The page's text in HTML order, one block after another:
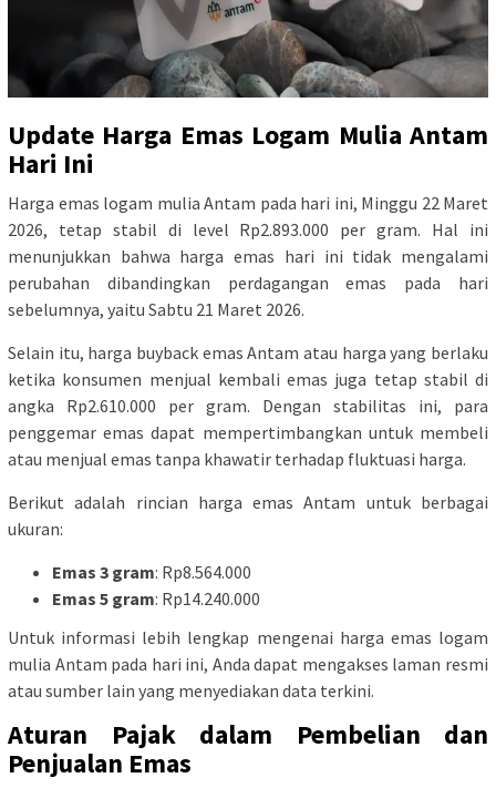
Update Harga Emas Logam Mulia Antam
Hari Ini
Harga emas logam mulia Antam pada hari ini, Minggu 22 Maret
2026, tetap stabil di level Rp2.893.000 per gram. Hal ini
menunjukkan bahwa harga emas hari ini tidak mengalami
perubahan dibandingkan perdagangan emas pada hari
sebelumnya, yaitu Sabtu 21 Maret 2026.
Selain itu, harga buyback emas Antam atau harga yang berlaku
ketika konsumen menjual kembali emas juga tetap stabil di
angka Rp2.610.000 per gram. Dengan stabilitas ini, para
penggemar emas dapat mempertimbangkan untuk membeli
atau menjual emas tanpa khawatir terhadap fluktuasi harga.
Berikut adalah rincian harga emas Antam untuk berbagai
ukuran:
Emas 3 gram: Rp8.564.000
Emas 5 gram: Rp14.240.000
Untuk informasi lebih lengkap mengenai harga emas logam
mulia Antam pada hari ini, Anda dapat mengakses laman resmi
atau sumber lain yang menyediakan data terkini.
Aturan Pajak dalam Pembelian dan
Penjualan Emas